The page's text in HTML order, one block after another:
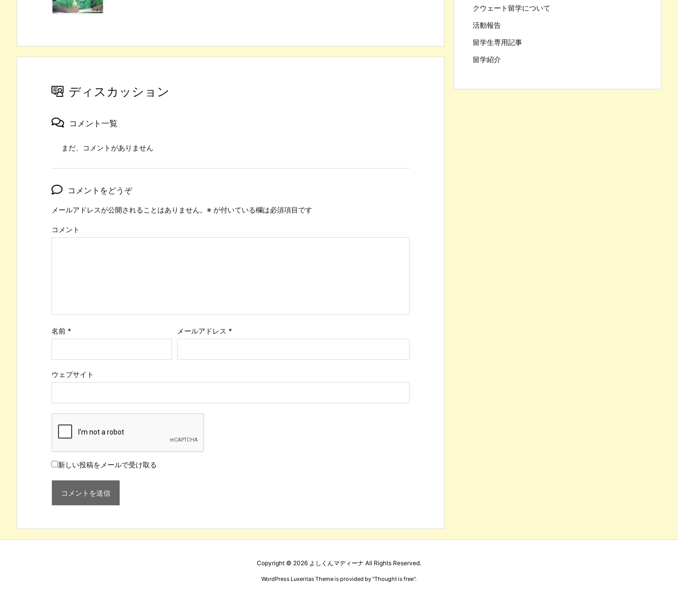
ディスカッション
コメント一覧
まだ、コメントがありません
コメントをどうぞ
メールアドレスが公開されることはありません。 ※ が付いている欄は必須項目です
コメント
名前 * メールアドレス *
ウェブサイト
新しい投稿をメールで受け取る
クウェート留学について
活動報告
留学生専用記事
留学紹介
Copyright © 2026 よしくんマディーナ All Rights Reserved.
WordPress Luxeritas Theme is provided by "Thought is free".